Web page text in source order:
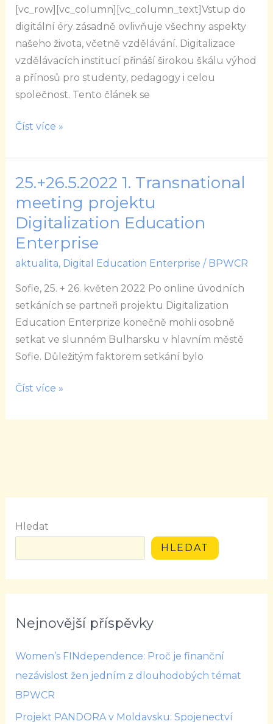
[vc_row][vc_column][vc_column_text]Vstup do
digitální éry zásadně ovlivňuje všechny aspekty
našeho života, včetně vzdělávání. Digitalizace
vzdělávacích institucí přináší širokou škálu výhod
a přínosů pro studenty, pedagogy i celou
společnost. Tento článek se
vzdělávání
Číst více »
25.+26.5.2022 1. Transnational
meeting projektu
Digitalization Education
Enterprise
aktualita, Digital Education Enterprise / BPWCR
Sofie, 25. + 26. květen 2022 Po online úvodních
setkáních se partneři projektu Digitalization
Education Enterprize konečně mohli osobně
setkat ve slunném Bulharsku v hlavním městě
Sofie. Důležitým faktorem setkání bylo
25.+26.5.2022
1.
Transnational
meeting
projektu
Digitalization
Education
Enterprise
Číst více »
Hledat
HLEDAT
Nejnovější příspěvky
Women’s FINdependence: Proč je finanční
nezávislost žen jedním z dlouhodobých témat
BPWCR
Projekt PANDORA v Moldavsku: Spojenectví